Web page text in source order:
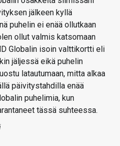
jälkeen kyllä
puhelin ei enää ollutkaan
ollut valmis katsomaan
Globalin isoin valttikortti eli
jäljessä eikä puhelin
latautumaan, mitta alkaa
päivitystahdilla enää
puhelimia, kun
tässä suhteessa.